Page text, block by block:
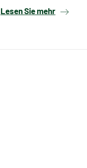
Lesen Sie mehr